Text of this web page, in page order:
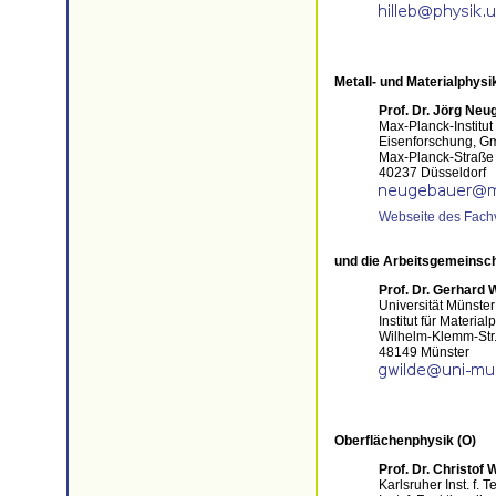
Metall- und
Prof. Dr. Jörg
Max-Planck-Institut
Eisenforschung,
Max-Planck-
40237 Düsseldorf
Webseite des
und die
Prof. Dr. Gerhard
Universität Münster
Institut für
Wilhelm-Klemm-
48149 Münster
Oberflächenphysik (O)
Prof. Dr. Christof
Karlsruher Inst. f.